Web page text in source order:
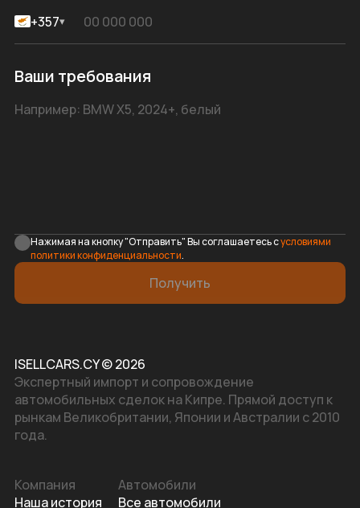
+357▾
Ваши требования
Нажимая на кнопку "Отправить" Вы соглашаетесь сусловиями
политики конфиденциальности.
Получить
ISELLCARS.CY © 2026
Экспертный импорт и сопровождение
автомобильных сделок на Кипре. Прямой доступ к
рынкам Великобритании, Японии и Австралии с 2010
года.
Компания
Наша история
Автомобили
Все автомобили